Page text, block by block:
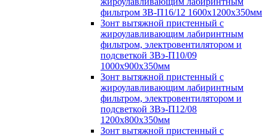
фильтром ЗВ-П16/12 1600х1200х350мм
Зонт вытяжной пристенный с
жироулавливающим лабиринтным
фильтром, электровентилятором и
подсветкой ЗВэ-П10/09
1000х900х350мм
Зонт вытяжной пристенный с
жироулавливающим лабиринтным
фильтром, электровентилятором и
подсветкой ЗВэ-П12/08
1200х800х350мм
Зонт вытяжной пристенный с